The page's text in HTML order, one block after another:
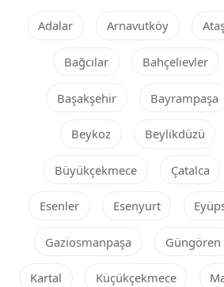
Adalar Arnavutköy
Bağcılar Bahçelievler
Başakşehir Bayrampaşa
Beykoz Beylikdüzü
Büyükçekmece Çatalca
Esenler Esenyurt
Gaziosmanpaşa Güngören
Kartal Küçükçekmece